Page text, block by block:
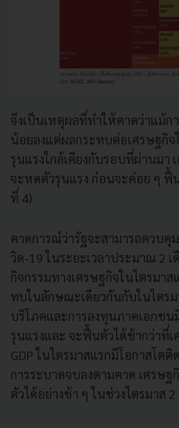
จึงเป็นเหตุผลที่ทำให้คาดว่าแม้ก
น้อยลงแต่ผลกระทบต่อเศรษฐกิจ
รุนแรงใกล้เคียงกับรอบที่ผ่านมา
จะหดตัวรุนแรง ก่อนจะค่อย ๆ ฟื้
ที่ 4)
คาดการณ์ว่ารัฐจะสามารถควบคุ
วิด-19 ในระยะเวลาประมาณ 2
กิจกรรมทางเศรษฐกิจในไตรมา
ทบในลักษณะเดียวกันกับในไตรม
บริโภคและการลงทุนภาคเอกช
รุนแรงและ จะฟื้นตัวได้ช้ากว่าที่เ
GDP ในไตรมาสแรกมีโอกาสโต
การระบาดจบลงตามคาด เศรษ
ตัวได้อย่างช้า ๆ ในช่วงไตรมาส 2